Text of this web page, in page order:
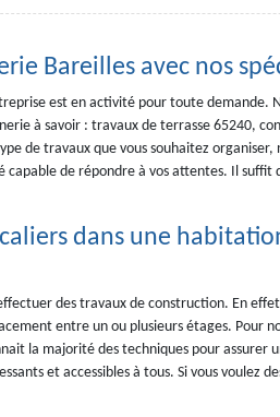
Bareilles avec nos
est en activité pour toute demande.
à savoir : travaux de terrasse 65240,
de travaux que vous souhaitez
capable de répondre à vos attentes. Il suffit
dans une
des travaux de construction. En
entre un ou plusieurs étages. Pour
la majorité des techniques pour
et accessibles à tous. Si vous voulez